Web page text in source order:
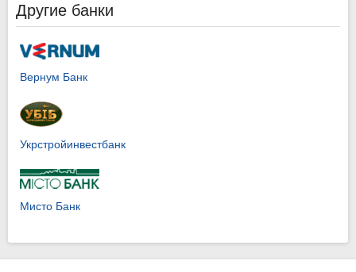
Другие банки
Вернум Банк
Укрстройинвестбанк
Мисто Банк